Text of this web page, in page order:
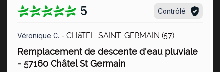
5 Contrôlé
Véronique C. - CHâTEL-SAINT-GERMAIN (57)
Remplacement de descente d'eau pluviale
- 57160 Châtel St Germain